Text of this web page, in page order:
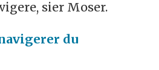
sier Moser.
du